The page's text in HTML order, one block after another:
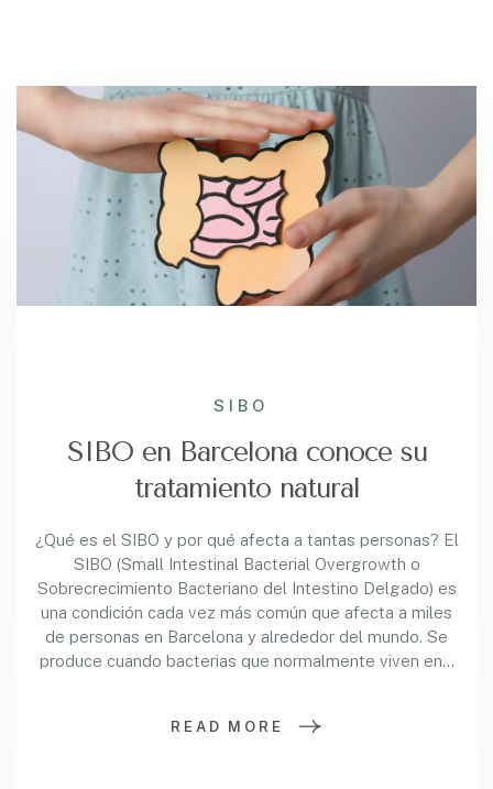
SIBO
SIBO en Barcelona conoce su
tratamiento natural
¿Qué es el SIBO y por qué afecta a tantas personas? El
SIBO (Small Intestinal Bacterial Overgrowth o
Sobrecrecimiento Bacteriano del Intestino Delgado) es
una condición cada vez más común que afecta a miles
de personas en Barcelona y alrededor del mundo. Se
produce cuando bacterias que normalmente viven en…
READ MORE